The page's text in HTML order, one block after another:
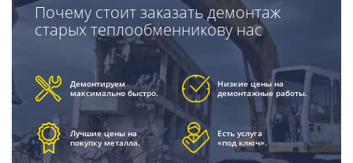
Почему стоит заказать демонтаж
старых теплообменникову нас
Демонтируем
максимально быстро.
Низкие цены на
демонтажные работы.
Лучшие цены на
покупку металла.
Есть услуга
«под ключ».